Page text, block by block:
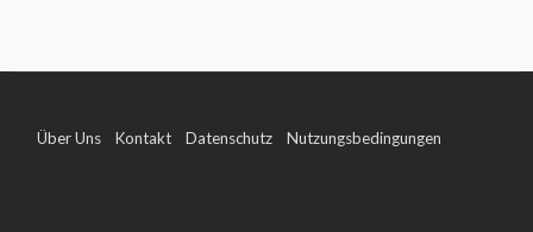
Über Uns Kontakt Datenschutz Nutzungsbedingungen